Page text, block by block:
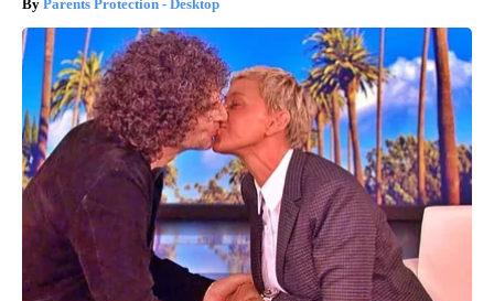
Parents Protection - Desktop